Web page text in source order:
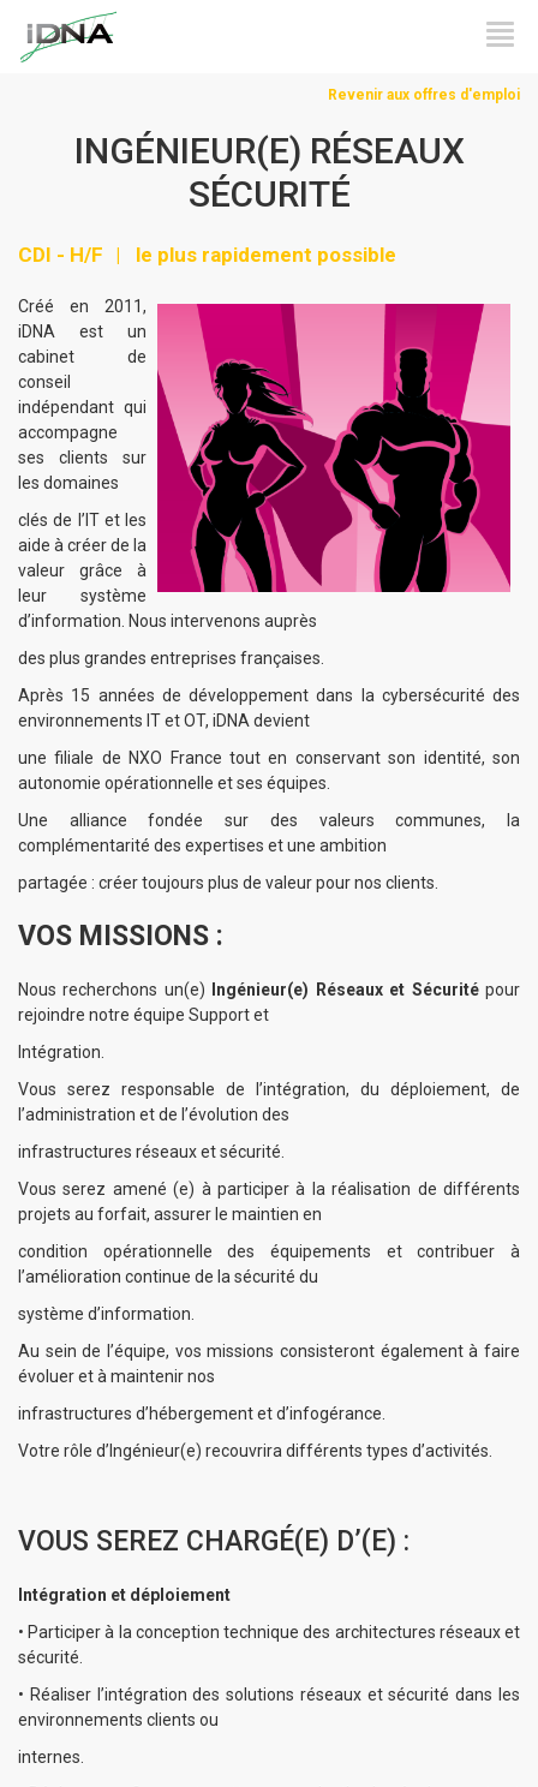
Revenir aux offres d'emploi
INGÉNIEUR(E) RÉSEAUX
SÉCURITÉ
CDI - H/F le plus rapidement possible
Créé en 2011,
iDNA est un
cabinet de
conseil
indépendant qui
accompagne
ses clients sur
les domaines
clés de l’IT et les
aide à créer de la
valeur grâce à
leur système
d’information. Nous intervenons auprès
des plus grandes entreprises françaises.
Après 15 années de développement dans la cybersécurité des
environnements IT et OT, iDNA devient
une filiale de NXO France tout en conservant son identité, son
autonomie opérationnelle et ses équipes.
Une alliance fondée sur des valeurs communes, la
complémentarité des expertises et une ambition
partagée : créer toujours plus de valeur pour nos clients.
VOS MISSIONS :
Nous recherchons un(e) Ingénieur(e) Réseaux et Sécuritépour
rejoindre notre équipe Support et
Intégration.
Vous serez responsable de l’intégration, du déploiement, de
l’administration et de l’évolution des
infrastructures réseaux et sécurité.
Vous serez amené (e) à participer à la réalisation de différents
projets au forfait, assurer le maintien en
condition opérationnelle des équipements et contribuer à
l’amélioration continue de la sécurité du
système d’information.
Au sein de l’équipe, vos missions consisteront également à faire
évoluer et à maintenir nos
infrastructures d’hébergement et d’infogérance.
Votre rôle d’Ingénieur(e) recouvrira différents types d’activités.
VOUS SEREZ CHARGÉ(E) D’(E) :
Intégration et déploiement
• Participer à la conception technique des architectures réseaux et
sécurité.
• Réaliser l’intégration des solutions réseaux et sécurité dans les
environnements clients ou
internes.